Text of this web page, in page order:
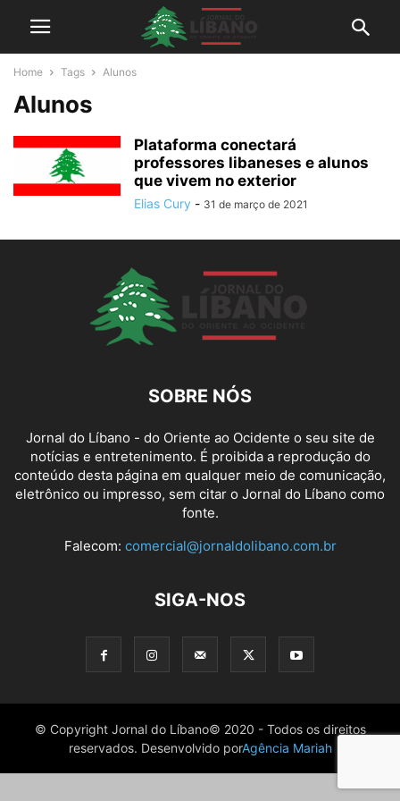
Home Tags Alunos
Alunos
Plataforma conectará
professores libaneses e alunos
que vivem no exterior
Elias Cury - 31 de março de 2021
SOBRE NÓS
Jornal do Líbano - do Oriente ao Ocidente o seu site de
notícias e entretenimento. É proibida a reprodução do
conteúdo desta página em qualquer meio de comunicação,
eletrônico ou impresso, sem citar o Jornal do Líbano como
fonte.
Falecom: comercial@jornaldolibano.com.br
SIGA-NOS
© Copyright Jornal do Líbano© 2020 - Todos os direitos
reservados. Desenvolvido porAgência Mariah